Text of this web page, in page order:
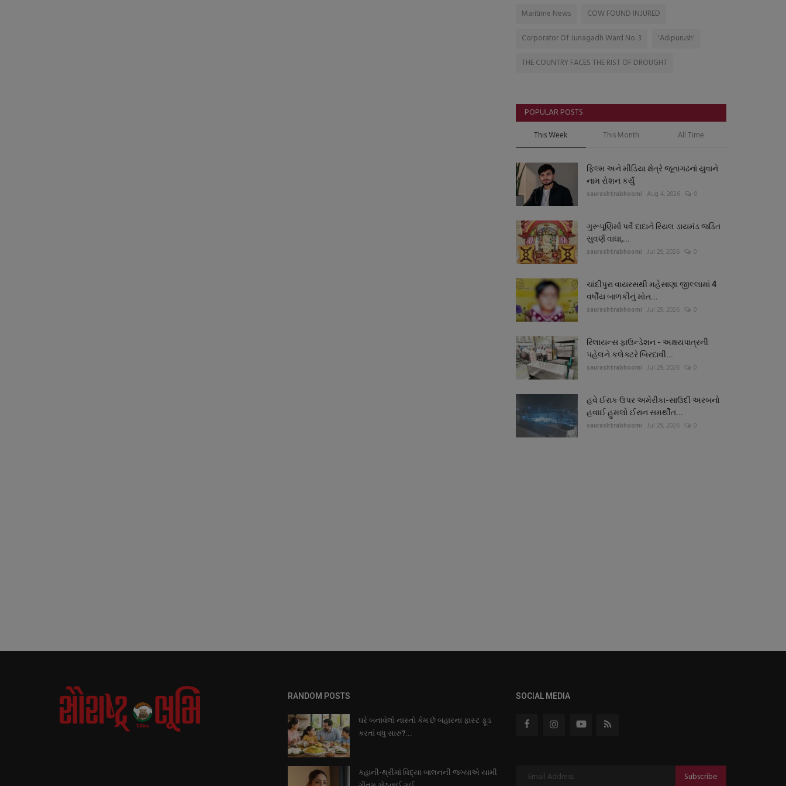
Maritime News
COW FOUND INJURED
Corporator Of Junagadh Ward No. 3
'Adipurush'
THE COUNTRY FACES THE RIST OF DROUGHT
POPULAR POSTS
This Week This Month All Time
ફિલ્મ અને મીડિયા ક્ષેત્રે જૂનાગઢનાં યુવાને
નામ રોશન કર્યું
saurashtrabhoomi Aug 4, 2026 0
ગુરૂપૂણિર્માં પર્વે દાદાને રિયલ ડાયમંડ જડિત
સુવર્ણ વાઘા,...
saurashtrabhoomi Jul 29, 2026 0
ચાંદીપુરા વાયરસથી મહેસાણા જીલ્લામાં 4
વર્ષીય બાળકીનું મોત...
saurashtrabhoomi Jul 29, 2026 0
રિલાયન્સ ફાઉન્ડેશન - અક્ષયપાત્રની
પહેલને કલેક્ટરે બિરદાવી...
saurashtrabhoomi Jul 29, 2026 0
હવે ઈરાક ઉપર અમેરીકા-સાઉદી અરબનો
હવાઈ હુમલો ઈરાન સમર્થીત...
saurashtrabhoomi Jul 29, 2026 0
RANDOM POSTS
ઘરે બનાવેલો નાસ્તો કેમ છે બહારના ફાસ્ટ ફૂડ
કરતાં વધુ સારું?...
કહાની-થ્રીમાં વિદ્યા બાલનની જગ્યાએ યામી
SOCIAL MEDIA
Subscribe